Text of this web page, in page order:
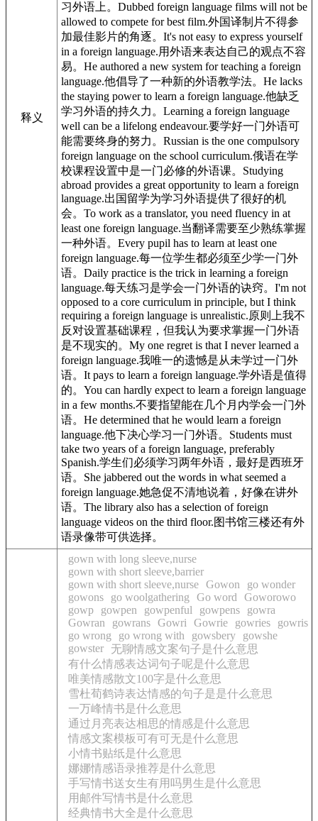
释义
习外语上。 Dubbed foreign language films will not be
allowed to compete for best film.外国译制片不得参
加最佳影片的角逐。 It's not easy to express yourself
in a foreign language.用外语来表达自己的观点不容
易。 He authored a new system for teaching a foreign
language.他倡导了一种新的外语教学法。 He lacks
the staying power to learn a foreign language.他缺乏
学习外语的持久力。 Learning a foreign language
well can be a lifelong endeavour.要学好一门外语可
能需要终身的努力。 Russian is the one compulsory
foreign language on the school curriculum.俄语在学
校课程设置中是一门必修的外语课。 Studying
abroad provides a great opportunity to learn a foreign
language.出国留学为学习外语提供了很好的机
会。 To work as a translator, you need fluency in at
least one foreign language.当翻译需要至少熟练掌握
一种外语。 Every pupil has to learn at least one
foreign language.每一位学生都必须至少学一门外
语。 Daily practice is the trick in learning a foreign
language.每天练习是学会一门外语的诀窍。 I'm not
opposed to a core curriculum in principle, but I think
requiring a foreign language is unrealistic.原则上我不
反对设置基础课程，但我认为要求掌握一门外语
是不现实的。 My one regret is that I never learned a
foreign language.我唯一的遗憾是从未学过一门外
语。 It pays to learn a foreign language.学外语是值得
的。 You can hardly expect to learn a foreign language
in a few months.不要指望能在几个月内学会一门外
语。 He determined that he would learn a foreign
language.他下决心学习一门外语。 Students must
take two years of a foreign language, preferably
Spanish.学生们必须学习两年外语，最好是西班牙
语。 She jabbered out the words in what seemed a
foreign language.她急促不清地说着，好像在讲外
语。 The library also has a selection offoreign
language videos on the third floor.图书馆三楼还有外
语录像带可供选择。
gown with long sleeve,nurse
gown with short sleeve,barrier
gown with short sleeve,nurse Gowon
go wonder
gowons
go woolgathering Go word
Goworowo
gowp
gowpen gowpenful gowpens
gowra
Gowran
gowrans Gowri Gowrie gowries
gowris
go wrong
go wrong with gowsbery
gowshe
gowster
无聊情感文案句子是什么意思
有什么情感表达词句子呢是什么意思
唯美情感散文100字是什么意思
雪杜荀鹤诗表达情感的句子是是什么意思
一万峰情书是什么意思
通过月亮表达相思的情感是什么意思
情感文案模板可有可无是什么意思
小情书贴纸是什么意思
娜娜情感语录推荐是什么意思
手写情书送女生有用吗男生是什么意思
用邮件写情书是什么意思
经典情书大全是什么意思